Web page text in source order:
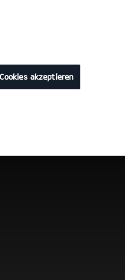
Konfigurator
akzeptieren